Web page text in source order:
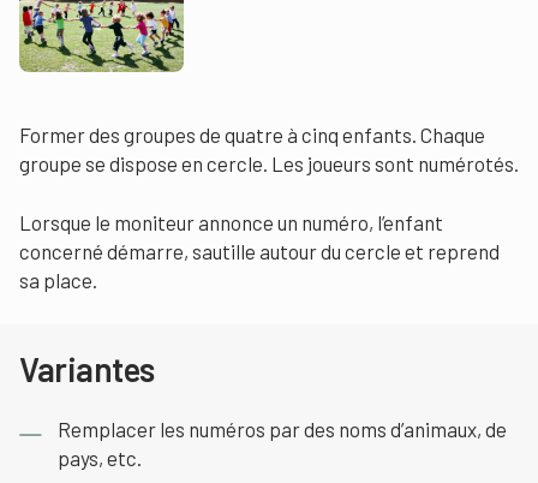
Former des groupes de quatre à cinq enfants. Chaque
groupe se dispose en cercle. Les joueurs sont numérotés.
Lorsque le moniteur annonce un numéro, l’enfant
concerné démarre, sautille autour du cercle et reprend
sa place.
Variantes
Remplacer les numéros par des noms d’animaux, de
pays, etc.